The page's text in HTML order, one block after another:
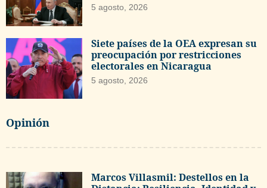
5 agosto, 2026
Siete países de la OEA expresan su
preocupación por restricciones
electorales en Nicaragua
5 agosto, 2026
Opinión
Marcos Villasmil: Destellos en la